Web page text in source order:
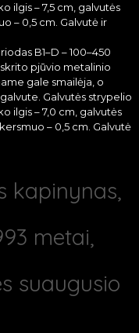
ilgis – 7,5 cm, galvutės
– 0,5 cm. Galvutė ir
B1–D – 100–450
pjūvio metalinio
gale smailėja, o
Galvutės strypelio
ilgis – 7,0 cm, galvutės
– 0,5 cm. Galvutė
kapinynas,
metai,
suaugusio